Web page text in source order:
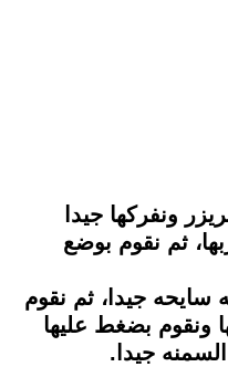
ونفركها جيدا
ثم نقوم بوضع
سايحه جيدا، ثم نقوم
ونقوم بضغط عليها
جيدا.